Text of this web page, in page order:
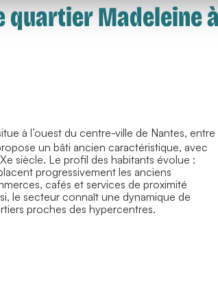
quartier Madeleine
à l’ouest du centre-ville de Nantes, entre
un bâti ancien caractéristique, avec
siècle. Le profil des habitants évolue :
progressivement les anciens
cafés et services de proximité
le secteur connaît une dynamique de
proches des hypercentres.